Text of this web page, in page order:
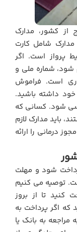
از کشور، مدارک
شامل کارت
پرواز است. اگر
شود، شماره ملی و
است. فراموش
خود داشته باشید.
شود. کسانی که
باید مدارک لازم
درمانی را ارائه
شود و مهلت
توصیه می کنیم
کنید تا از بروز
اگر پرداخت به‌
به بانک یا